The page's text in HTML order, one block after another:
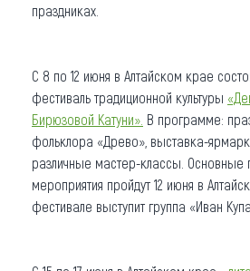
праздниках.
С 8 по 12 июня в Алтайском крае
фестиваль традиционной культуры
Бирюзовой Катуни». В программе:
фольклора «Древо», выставка-
различные мастер-классы. Основные
мероприятия пройдут 12 июня в
фестивале выступит группа «Иван